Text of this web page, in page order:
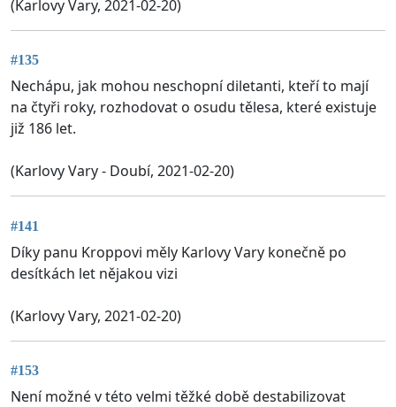
(Karlovy Vary, 2021-02-20)
#135
Nechápu, jak mohou neschopní diletanti, kteří to mají
na čtyři roky, rozhodovat o osudu tělesa, které existuje
již 186 let.
(Karlovy Vary - Doubí, 2021-02-20)
#141
Díky panu Kroppovi měly Karlovy Vary konečně po
desítkách let nějakou vizi
(Karlovy Vary, 2021-02-20)
#153
Není možné v této velmi těžké době destabilizovat